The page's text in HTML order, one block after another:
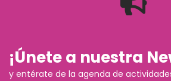
¡Únete a nuestra
y entérate de la agenda de